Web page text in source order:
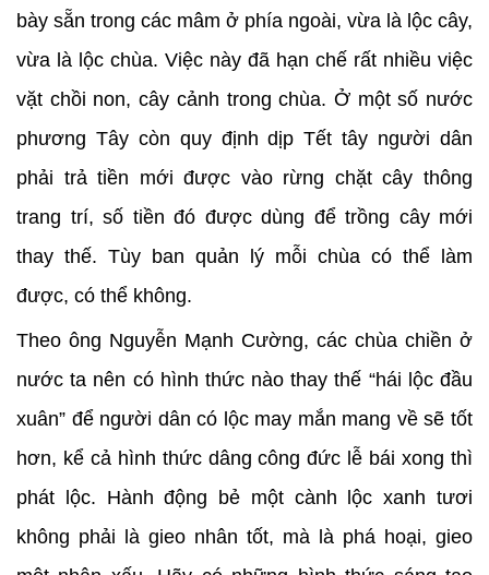
bày sẵn trong các mâm ở phía ngoài, vừa là lộc cây,
vừa là lộc chùa. Việc này đã hạn chế rất nhiều việc
vặt chồi non, cây cảnh trong chùa. Ở một số nước
phương Tây còn quy định dịp Tết tây người dân
phải trả tiền mới được vào rừng chặt cây thông
trang trí, số tiền đó được dùng để trồng cây mới
thay thế. Tùy ban quản lý mỗi chùa có thể làm
được, có thể không.
Theo ông Nguyễn Mạnh Cường, các chùa chiền ở
nước ta nên có hình thức nào thay thế “hái lộc đầu
xuân” để người dân có lộc may mắn mang về sẽ tốt
hơn, kể cả hình thức dâng công đức lễ bái xong thì
phát lộc. Hành động bẻ một cành lộc xanh tươi
không phải là gieo nhân tốt, mà là phá hoại, gieo